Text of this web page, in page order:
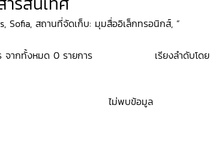
Sofia, สถานที่จัดเก็บ: มุมสื่ออิเล็กทรอนิกส์, ”
จากทั้งหมด 0 รายการ เรียงลำดับโดย
ไม่พบข้อมูล